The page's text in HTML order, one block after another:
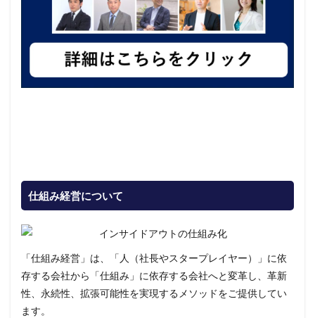
仕組み経営について
「仕組み経営」は、「人（社長やスタープレイヤー）」に依
存する会社から「仕組み」に依存する会社へと変革し、革新
性、永続性、拡張可能性を実現するメソッドをご提供してい
ます。